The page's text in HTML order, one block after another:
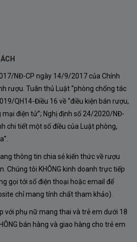
bỏ lỡ cơ hội thưởng thức
vang tốt nhất từ Chile.
NĐ-CP ngày 14/9/2017 của Chính
rượu. Tuân thủ Luật “phòng chống tác
QH14-Điều 16 về “điều kiện bán rượu,
điện tử”; Nghị định số 24/2020/NĐ-
chi tiết một số điều của Luật phòng,
thông tin chia sẻ kiến thức về rượu
Chúng tôi KHÔNG kinh doanh trực tiếp
gọi tới số điện thoại hoặc email để
chỉ mang tính chất tham khảo).
với phụ nữ mang thai và trẻ em dưới 18
bán hàng và giao hàng cho trẻ em